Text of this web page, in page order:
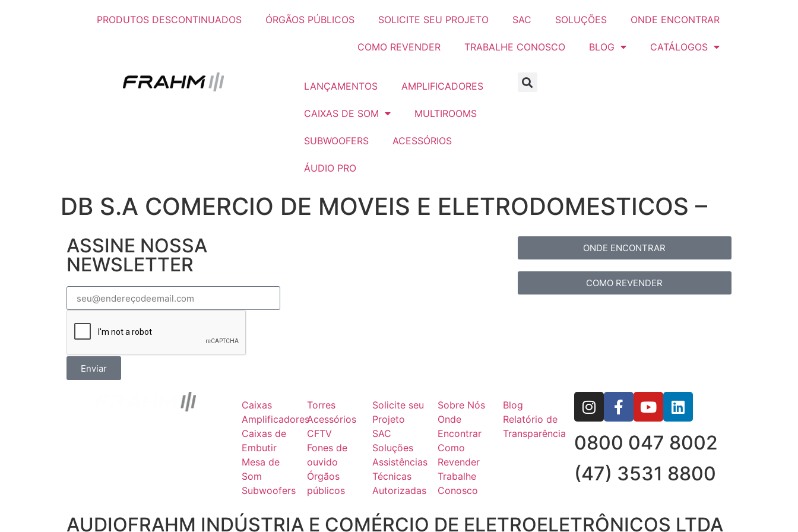
PRODUTOS DESCONTINUADOS ÓRGÃOS PÚBLICOS SOLICITE SEU PROJETO SAC SOLUÇÕES ONDE ENCONTRAR
COMO REVENDER TRABALHE CONOSCO BLOG CATÁLOGOS
LANÇAMENTOS AMPLIFICADORES
CAIXAS DE SOM MULTIROOMS
SUBWOOFERS ACESSÓRIOS
ÁUDIO PRO
DB S.A COMERCIO DE MOVEIS E ELETRODOMESTICOS –
ASSINE NOSSA
NEWSLETTER
Enviar
ONDE ENCONTRAR
COMO REVENDER
Caixas
Amplificadores
Caixas de
Embutir
Mesa de
Som
Subwoofers
Torres
Acessórios
CFTV
Fones de
ouvido
Órgãos
públicos
Solicite seu
Projeto
SAC
Soluções
Assistências
Técnicas
Autorizadas
Sobre Nós
Onde
Encontrar
Como
Revender
Trabalhe
Conosco
Blog
Relatório de
Transparência
0800 047 8002
(47) 3531 8800
AUDIOFRAHM INDÚSTRIA E COMÉRCIO DE ELETROELETRÔNICOS LTDA